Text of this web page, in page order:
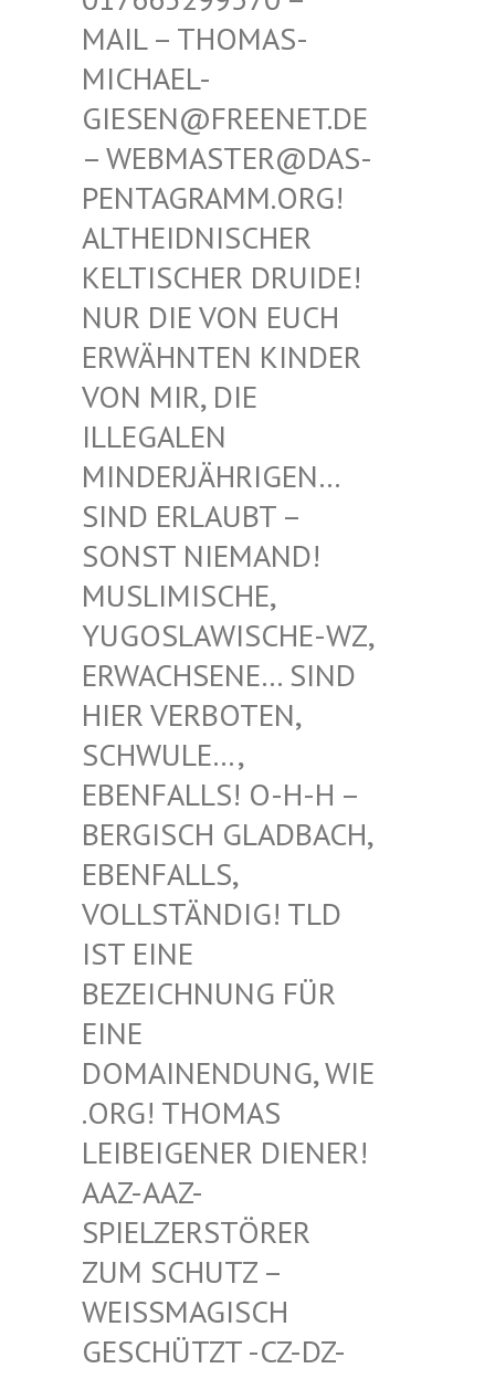
THOMAS-MICHAE
L-GIESEN
@FREENET.DE – WEBM
ASTER@DAS-PENTAG
RAMM.ORG! ALTHEI
DNISCHER KELTIS
CHER DRUIDE! NUR D
IE VON EUCH ERWÄHN
TEN KINDER VON MI
R, DIE ILLEGA
LEN MINDER
JÄHRIGEN… SIND E
RLAUBT – SONST
NIEMAND! MUSLIM
ISCHE, YUGOSL
AWISCHE-WZ, ERWACH
SENE… SIND HIER V
ERBOTEN, SCHWUL
E…, EBENFA
LLS! O-H-H – BERGIS
CH GLADBACH, EBENFA
LLS, VOLLST
ÄNDIG! TLD IST EI
NE BEZEIC
HNUNG FÜR EINE D
OMAIN
ENDUNG, WIE .ORG!
THOMAS LEIBEI
GENER DIENER! AAZ-AA
Z-SPIELZ
ERSTÖRER ZUM SC
HUTZ – WEISSMA
GISCH GESCHÜT
ZT -CZ-DZ-ZZ-LZ-S